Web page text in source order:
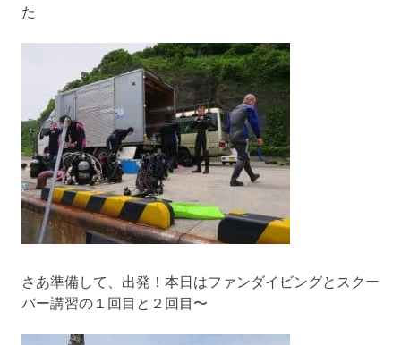
た
さあ準備して、出発！本日はファンダイビングとスクー
バー講習の１回目と２回目〜